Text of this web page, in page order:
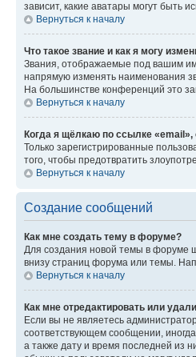
зависит, какие аватары могут быть
Вернуться к началу
Что такое звание и как я могу
Звания, отображаемые под вашим
напрямую изменять наименования
На большинстве конференций это
Вернуться к началу
Когда я щёлкаю по ссылке
Только зарегистрированные
того, чтобы предотвратить
Вернуться к началу
Создание сообщений
Как мне создать тему в форуме?
Для создания новой темы в форуме
внизу страниц форума или темы.
Вернуться к началу
Как мне отредактировать или
Если вы не являетесь
соответствующем сообщении,
а также дату и время последней из